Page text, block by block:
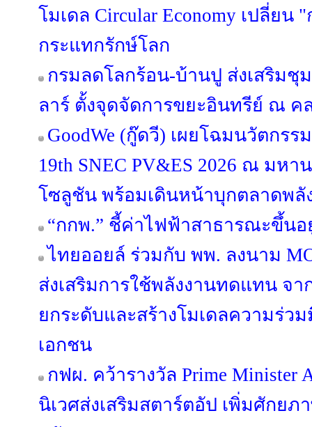
โมเดล Circular Economy เปลี่ยน
กระแทกรักษ์โลก
กรมลดโลกร้อน-บ้านปู ส่งเสริม
ลาร์ ตั้งจุดจัดการขยะอินทรีย์ ณ ค
GoodWe (กู๊ดวี) เผยโฉมนวัตกรร
19th SNEC PV&ES 2026 ณ มห
โซลูชัน พร้อมเดินหน้าบุกตลาดพลั
“กกพ.” ชี้ค่าไฟฟ้าสาธารณะขึ้น
ไทยออยล์ ร่วมกับ พพ. ลงนาม
ส่งเสริมการใช้พลังงานทดแทน จ
ยกระดับและสร้างโมเดลความร่ว
เอกชน
กฟผ. คว้ารางวัล Prime Minister
นิเวศส่งเสริมสตาร์ตอัป เพิ่มศักย